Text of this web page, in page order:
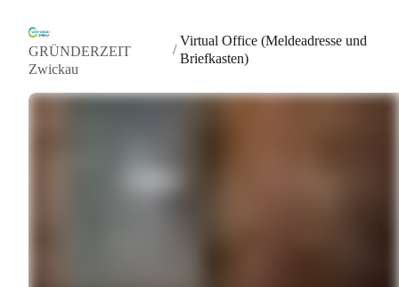
GRÜNDERZEIT
Zwickau
/
Virtual Office (Meldeadresse und
Briefkasten)